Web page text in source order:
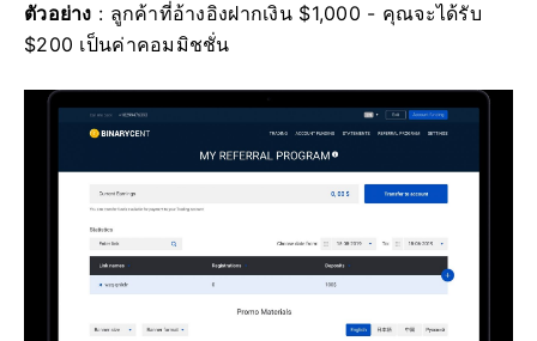
ตัวอย่าง : ลูกค้าที่อ้างอิงฝากเงิน $1,000 - คุณจะได้รับ
$200 เป็นค่าคอมมิชชั่น